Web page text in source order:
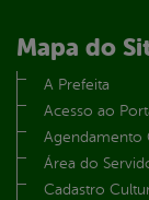
Mapa do
A Prefeita
Acesso ao
Agendamento
Área do
Cadastro